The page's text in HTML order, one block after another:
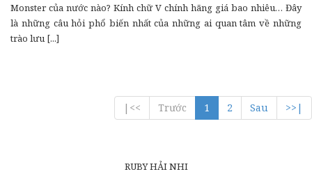
Monster của nước nào? Kính chữ V chính hãng giá bao nhiêu… Đây
là những câu hỏi phổ biến nhất của những ai quan tâm về những
trào lưu [...]
|<< Trước 1 2 Sau >>|
RUBY HẢI NHI